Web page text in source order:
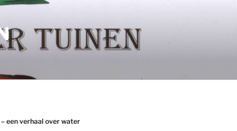
– een verhaal over water